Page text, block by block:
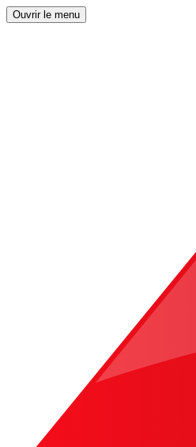
Ouvrir le menu